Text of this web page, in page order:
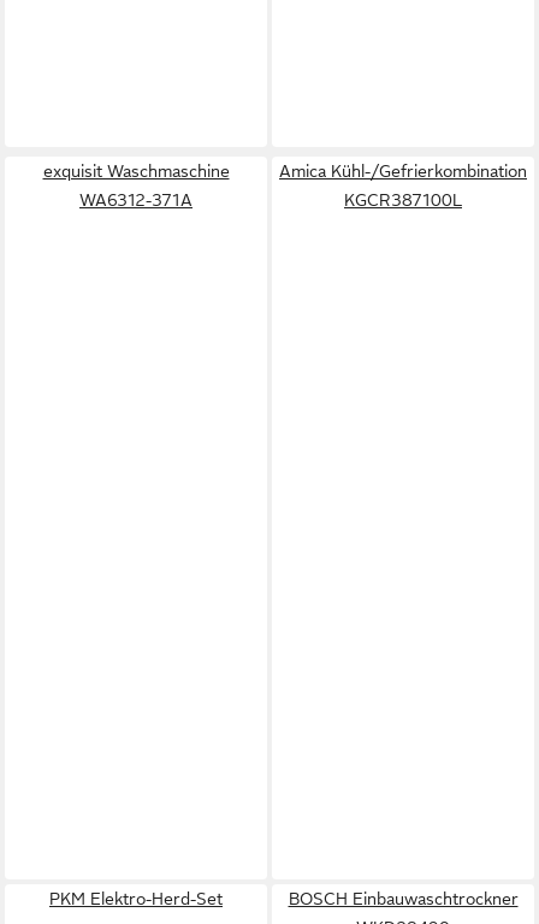
exquisit Waschmaschine
WA6312-371A
Amica Kühl-/Gefrierkombination
KGCR387100L
PKM Elektro-Herd-Set
BOSCH Einbauwaschtrockner